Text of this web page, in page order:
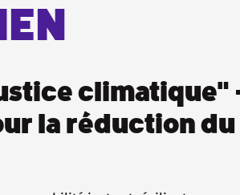
climatique"
la réduction